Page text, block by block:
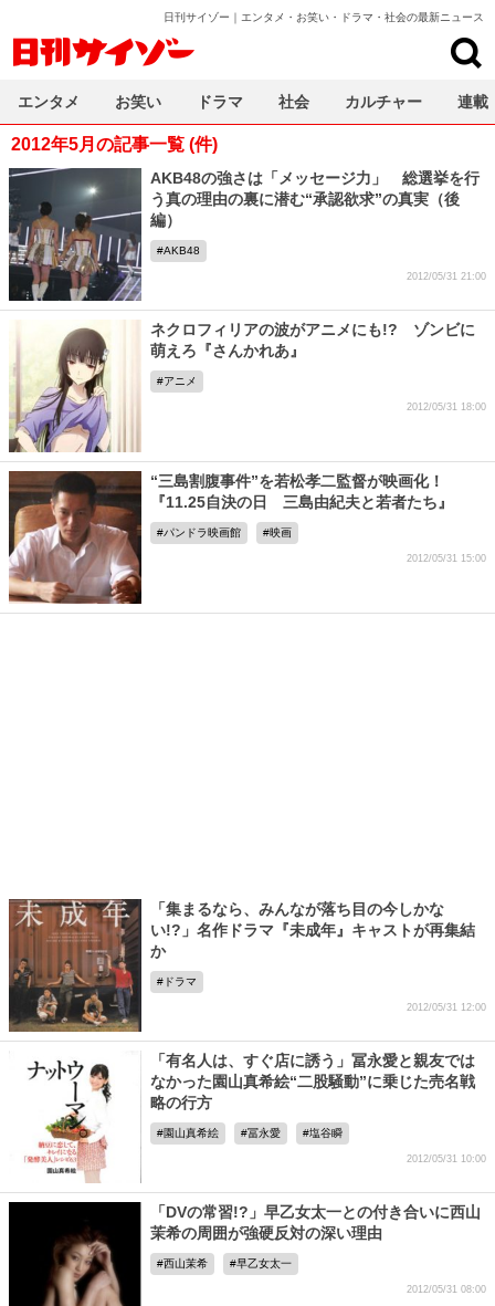
日刊サイゾー｜エンタメ・お笑い・ドラマ・社会の最新ニュース
2012年5月の記事一覧 (件)
AKB48の強さは「メッセージ力」 総選挙を行
う真の理由の裏に潜む“承認欲求”の真実（後
編）
AKB48
2012/05/31 21:00
ネクロフィリアの波がアニメにも!? ゾンビに
萌えろ『さんかれあ』
アニメ
2012/05/31 18:00
“三島割腹事件”を若松孝二監督が映画化！
『11.25自決の日 三島由紀夫と若者たち』
パンドラ映画館 映画
2012/05/31 15:00
「集まるなら、みんなが落ち目の今しかな
い!?」名作ドラマ『未成年』キャストが再集結
か
ドラマ
2012/05/31 12:00
「有名人は、すぐ店に誘う」冨永愛と親友では
なかった園山真希絵“二股騒動”に乗じた売名戦
略の行方
園山真希絵 冨永愛 塩谷瞬
2012/05/31 10:00
「DVの常習!?」早乙女太一との付き合いに西山
茉希の周囲が強硬反対の深い理由
西山茉希 早乙女太一
2012/05/31 08:00
エンタメ お笑い ドラマ 社会 カルチャー 連載